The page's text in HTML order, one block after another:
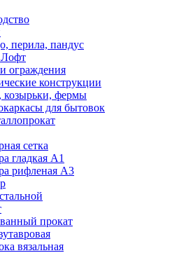
перила, пандус
ограждения
конструкции
козырьки, фермы
для бытовок
сетка
гладкая А1
рифленая А3
прокат
вязальная